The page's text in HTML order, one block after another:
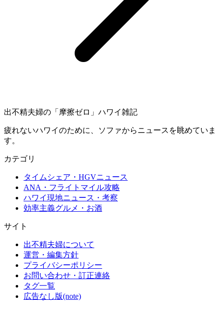
出不精夫婦の 「摩擦ゼロ」 ハワイ雑記
疲れないハワイのために、ソファからニュースを眺めていま
す。
カテゴリ
タイムシェア・HGVニュース
ANA・フライトマイル攻略
ハワイ現地ニュース・考察
効率主義グルメ・お酒
サイト
出不精夫婦について
運営・編集方針
プライバシーポリシー
お問い合わせ・訂正連絡
タグ一覧
広告なし版(note)